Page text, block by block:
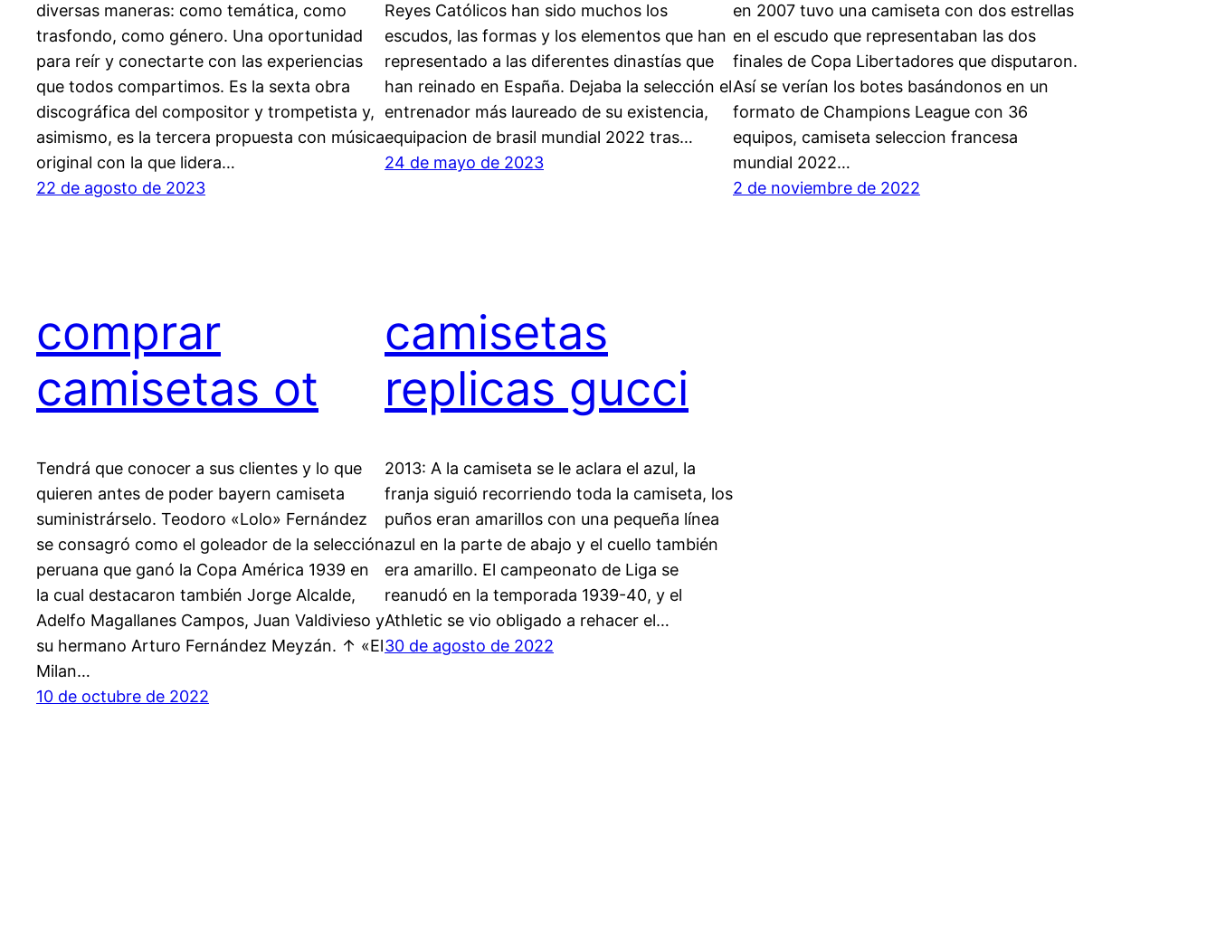
diversas maneras: como temática, como
trasfondo, como género. Una oportunidad
para reír y conectarte con las experiencias
que todos compartimos. Es la sexta obra
discográfica del compositor y trompetista y,
asimismo, es la tercera propuesta con música
original con la que lidera…
22 de agosto de 2023
Reyes Católicos han sido muchos los
escudos, las formas y los elementos que han
representado a las diferentes dinastías que
han reinado en España. Dejaba la selección el
entrenador más laureado de su existencia,
equipacion de brasil mundial 2022 tras…
24 de mayo de 2023
en 2007 tuvo una camiseta con dos estrellas
en el escudo que representaban las dos
finales de Copa Libertadores que disputaron.
Así se verían los botes basándonos en un
formato de Champions League con 36
equipos, camiseta seleccion francesa
mundial 2022…
2 de noviembre de 2022
comprar
camisetas ot
Tendrá que conocer a sus clientes y lo que
quieren antes de poder bayern camiseta
suministrárselo. Teodoro «Lolo» Fernández
se consagró como el goleador de la selección
peruana que ganó la Copa América 1939 en
la cual destacaron también Jorge Alcalde,
Adelfo Magallanes Campos, Juan Valdivieso y
su hermano Arturo Fernández Meyzán. ↑ «El
Milan…
10 de octubre de 2022
camisetas
replicas gucci
2013: A la camiseta se le aclara el azul, la
franja siguió recorriendo toda la camiseta, los
puños eran amarillos con una pequeña línea
azul en la parte de abajo y el cuello también
era amarillo. El campeonato de Liga se
reanudó en la temporada 1939-40, y el
Athletic se vio obligado a rehacer el…
30 de agosto de 2022